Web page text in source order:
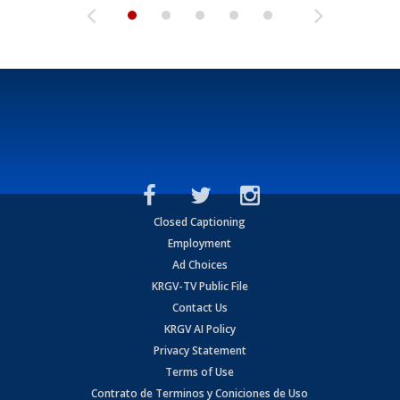
Closed Captioning
Employment
Ad Choices
KRGV-TV Public File
Contact Us
KRGV AI Policy
Privacy Statement
Terms of Use
Contrato de Terminos y Coniciones de Uso